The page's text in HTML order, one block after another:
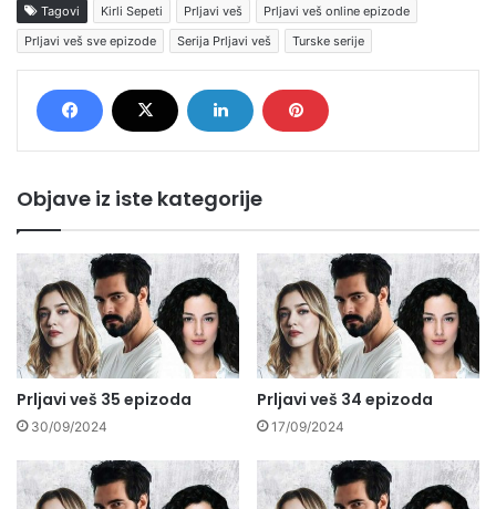
Tagovi Kirli Sepeti Prljavi veš
Prljavi veš online epizode
Prljavi veš sve epizode
Serija Prljavi veš Turske serije
Objave iz iste kategorije
Prljavi veš 35 epizoda
30/09/2024
Prljavi veš 34 epizoda
17/09/2024